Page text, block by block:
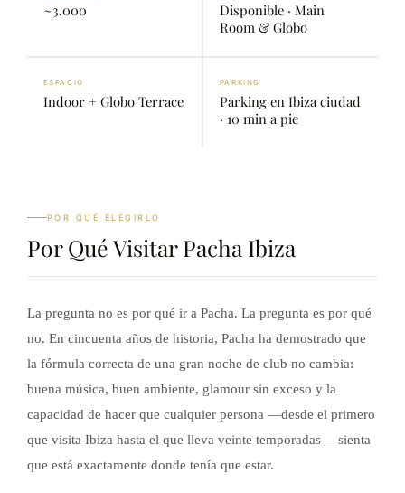
~3.000
Disponible · Main
Room & Globo
ESPACIO
Indoor + Globo Terrace
PARKING
Parking en Ibiza ciudad
· 10 min a pie
POR QUÉ ELEGIRLO
Por Qué Visitar Pacha Ibiza
La pregunta no es por qué ir a Pacha. La pregunta es por qué
no. En cincuenta años de historia, Pacha ha demostrado que
la fórmula correcta de una gran noche de club no cambia:
buena música, buen ambiente, glamour sin exceso y la
capacidad de hacer que cualquier persona —desde el primero
que visita Ibiza hasta el que lleva veinte temporadas— sienta
que está exactamente donde tenía que estar.